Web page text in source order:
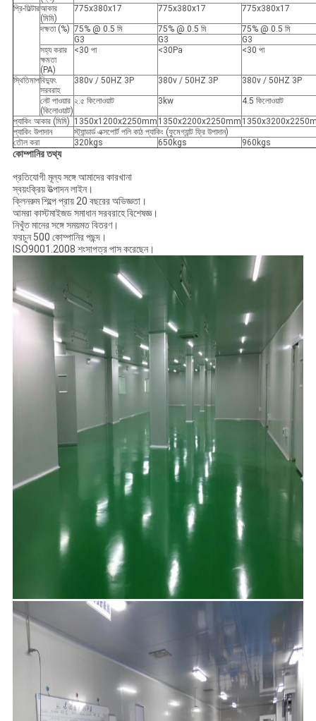
প্রি-ফিল্টারআকার
(মিমি)
775x380x17 775x380x17 775x380x17
দক্ষতা (%) 75% @ 0.5 মি 75% @ 0.5 মি
75% @ 0.5 মি
G3
G3
G3
সহ্য করার
ক্ষমতা
(PA)
<30 পা <30Pa <30 পা
স্থিতিমাপবিদ্যুৎ
সরবরাহ
380v / 50HZ 3P 380v / 50HZ 3P 380v / 50HZ 3P
নেট পাওয়ার
(কিলোওয়াট)
২.৫ কিলোওয়াট 3kw 4.5 কিলোওয়াট
প্যাকিং আকার (মিমি) 1350x1200x2250mm 1350x2200x2250mm
প্যাকিং উপাদান
স্ট্যান্ডার্ড এক্সপোর্ট পলি কাঠ প্যাকিং (ফুমেগ্যান্ট ফ্রি উপাদান)
তৌল করা
320kgs 650kgs 960kgs
কোম্পানির তথ্য
প্রতিযোগী মূল্য সঙ্গে আমাদের কারখানা
স্বয়ংক্রিয় উত্পাদন লাইন।
ক্লিনরুম শিল্পে প্রায় 20 বছরের অভিজ্ঞতা।
আমরা কাস্টমাইজড সমাধান সরবরাহে বিশেষজ্ঞ।
নিখুঁত মানের সঙ্গে সময়মত বিতরণ।
ফরচুন 500 কোম্পানির পছন্দ।
ISO9001.2008 শংসাপত্র পাস করেছেন।